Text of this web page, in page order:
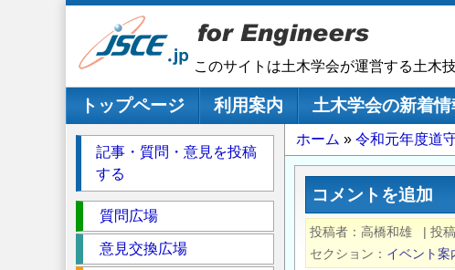
このサイトは土木学会が運営する土木
メインナビゲーション
トップページ 利用案内 土木学会の新着情
パ
ン
ず
ホーム 令和元年度道
コメントを追加
投稿者 高橋和雄 | 投
セクション
イベント案
記事・質問・意見を投稿
する
ク
シ
質問広場
意見交換広場